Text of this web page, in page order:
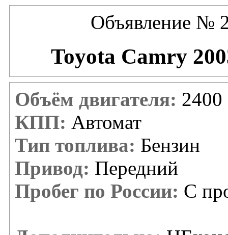
Объявление №
Toyota Camry
Объём двигателя: 2400
КПП: Автомат
Тип топлива: Бензин
Привод: Передний
Пробег по России: С